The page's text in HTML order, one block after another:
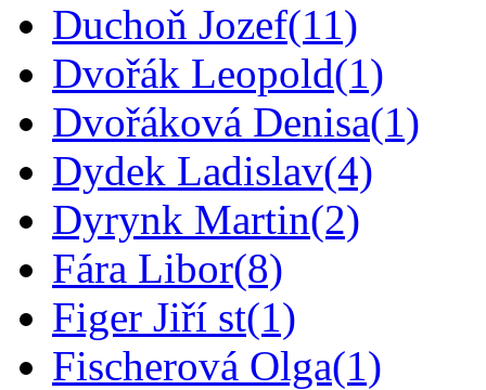
Duchoň Jozef(11)
Dvořák Leopold(1)
Dvořáková Denisa(1)
Dydek Ladislav(4)
Dyrynk Martin(2)
Fára Libor(8)
Figer Jiří st(1)
Fischerová Olga(1)